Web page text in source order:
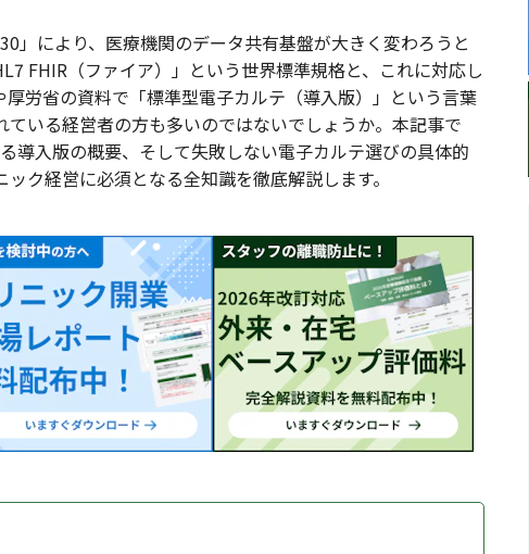
」により、医療機関のデータ共有基盤が大きく変わろうと
FHIR（ファイア）」という世界標準規格と、これに対応し
労省の資料で「標準型電子カルテ（導入版）」という言葉
いる経営者の方も多いのではないでしょうか。本記事で
導入版の概要、そして失敗しない電子カルテ選びの具体的
ク経営に必須となる全知識を徹底解説します。